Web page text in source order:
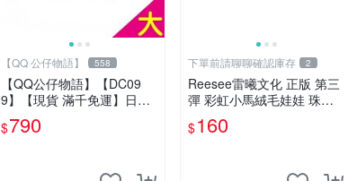
【QQ 公仔物語】 558
【QQ公仔物語】【DC09
9】【現貨 滿千免運】日本
LIV HEART 水豚 27cm 絨
毛娃娃 Q版抱枕
$790
下單前請聊聊確認庫存 2
Reesee雷曦文化 正版 第三
彈 彩虹小馬絨毛娃娃 珠鍊
掛件吊飾盲袋 確認款 紫悅
小馬寶莉 7-11小馬盲袋 全
$160